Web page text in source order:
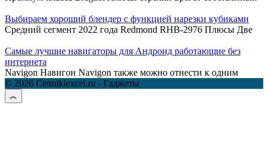
Выбираем хороший блендер с функцией нарезки кубиками
Средний сегмент 2022 года Redmond RHB-2976 Плюсы Две
Самые лучшие навигаторы для Андроид работающие без
интернета
Navigon Навигон Navigon также можно отнести к одним
© 2026 Cennikiexcel.ru - Гаджеты